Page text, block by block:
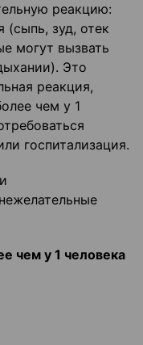
реакцию:
(сыпь, зуд, отек
могут вызвать
Это
реакция,
чем у 1
госпитализация.
чем у 1 человека